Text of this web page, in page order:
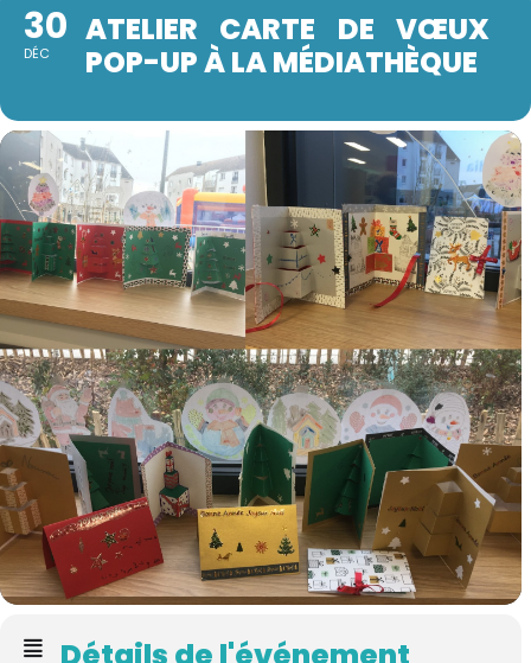
30
DÉC
ATELIER CARTE DE VŒUX
POP-UP À LA MÉDIATHÈQUE